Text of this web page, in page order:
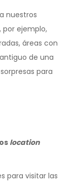
nuestros
por ejemplo,
áreas con
de una
para
location
para visitar las